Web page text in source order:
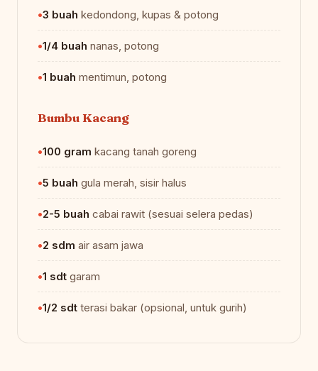
3 buah kedondong, kupas & potong
1/4 buah nanas, potong
1 buah mentimun, potong
Bumbu Kacang
100 gram kacang tanah goreng
5 buah gula merah, sisir halus
2-5 buah cabai rawit (sesuai selera pedas)
2 sdm air asam jawa
1 sdt garam
1/2 sdt terasi bakar (opsional, untuk gurih)